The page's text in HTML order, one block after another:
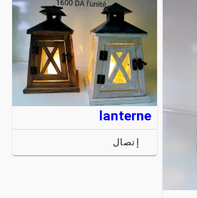
lanterne
إتصال